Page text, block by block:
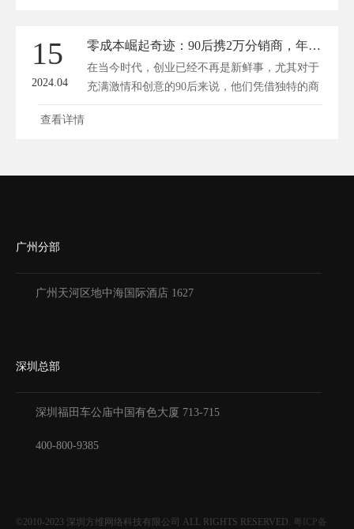
15
2024.04
零成本崛起奇迹：90后携2万分销商，年销破千万的秘密！
在当今时代，创业已经不再是新鲜事，尤其对于
充满激情和创意的90后来说，他们凭借独特的商
业...
查看详情
广州分部
广州天河区地中海国际酒店 1627
深圳总部
深圳福田车公庙中国有色大厦 713-715
400-800-9385
©2010-2023 深圳方维网络科技有限公司 ALL RIGHTS RESERVED. 粤ICP备